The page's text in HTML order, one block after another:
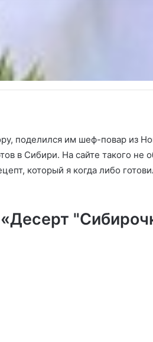
поделился им шеф-повар из
в Сибири. На сайте такого не
который я когда либо
и